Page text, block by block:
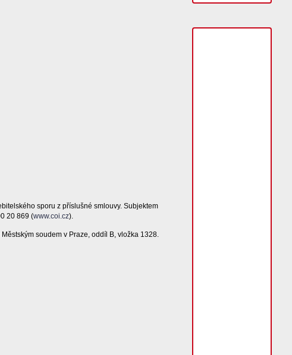
sporu z příslušné smlouvy. Subjektem
20 869 (www.coi.cz).
soudem v Praze, oddíl B, vložka 1328.